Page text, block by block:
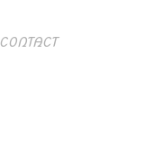
CONTACT